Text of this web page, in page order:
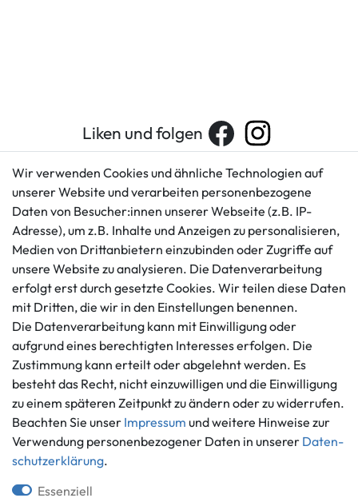
Liken und folgen
Kundenservice
+49 421 596586
Mo. - Fr. 9 - 16 Uhr
info@gameworld.de
Kontaktformular
Rechtliches
AGB
Impressum
Datenschutzerklärung
Barrierefreiheitserklärung
Widerrufs­recht
Vertrag widerrufen
Informationen
Ankauf
Über uns
Häufig gestellte Fragen
Zahlung und Versand
Batterieentsorgung
Zahlungsmöglichkeiten
Wir verwenden Cookies und ähnliche Technologien auf
unserer Website und verarbeiten personenbezogene
Daten von Besucher:innen unserer Webseite (z.B. IP-
Adresse), um z.B. Inhalte und Anzeigen zu personalisieren,
Medien von Drittanbietern einzubinden oder Zugriffe auf
unsere Website zu analysieren. Die Datenverarbeitung
erfolgt erst durch gesetzte Cookies. Wir teilen diese Daten
mit Dritten, die wir in den Einstellungen benennen.
Die Datenverarbeitung kann mit Einwilligung oder
aufgrund eines berechtigten Interesses erfolgen. Die
Zustimmung kann erteilt oder abgelehnt werden. Es
besteht das Recht, nicht einzuwilligen und die Einwilligung
zu einem späteren Zeitpunkt zu ändern oder zu widerrufen.
Beachten Sie unser Impressum und weitere Hinweise zur
Verwendung personenbezogener Daten in unserer Daten­
schutz­erklärung.
Essenziell